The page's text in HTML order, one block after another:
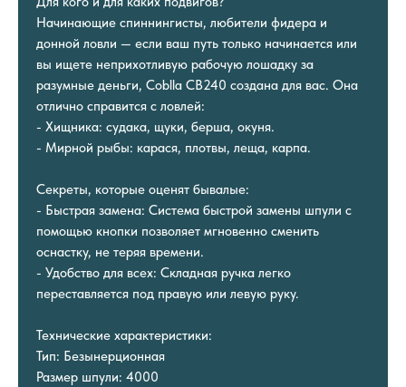
Начинающие спиннингисты, любители фидера и
донной ловли — если ваш путь только начинается или
вы ищете неприхотливую рабочую лошадку за
разумные деньги, Coblla CB240 создана для вас. Она
отлично справится с ловлей:
- Хищника: судака, щуки, берша, окуня.
- Мирной рыбы: карася, плотвы, леща, карпа.
Секреты, которые оценят бывалые:
- Быстрая замена: Система быстрой замены шпули с
помощью кнопки позволяет мгновенно сменить
оснастку, не теряя времени.
- Удобство для всех: Складная ручка легко
переставляется под правую или левую руку.
Технические характеристики:
Тип: Безынерционная
Размер шпули: 4000